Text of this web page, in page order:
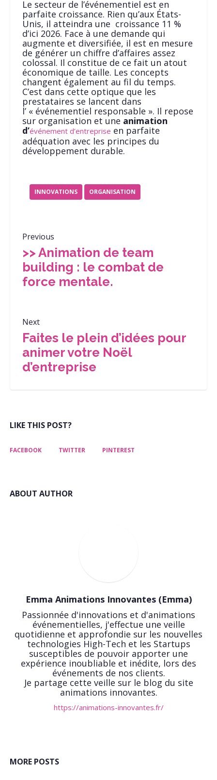
Le secteur de l’événementiel est en
parfaite croissance. Rien qu’aux États-
Unis, il atteindra une croissance 11 %
d’ici 2026. Face à une demande qui
augmente et diversifiée, il est en mesure
de générer un chiffre d’affaires assez
colossal. Il constitue de ce fait un atout
économique de taille. Les concepts
changent également au fil du temps.
C’est dans cette optique que les
prestataires se lancent dans
l’ « événementiel responsable ». Il repose
sur organisation et une animation
d’événement d’entreprise en parfaite
adéquation avec les principes du
développement durable.
INNOVATIONS ORGANISATION
Previous
>> Animation de team
building : le combat de
force mentale.
Next
Faites le plein d’idées pour
animer votre Noël
d’entreprise
LIKE THIS POST?
FACEBOOK TWITTER PINTEREST
ABOUT AUTHOR
Emma Animations Innovantes (Emma)
Passionnée d'innovations et d'animations
événementielles, j'effectue une veille
quotidienne et approfondie sur les nouvelles
technologies High-Tech et les Startups
susceptibles de pouvoir apporter une
expérience inoubliable et inédite, lors des
événements de nos clients.
Je partage cette veille sur le blog du site
animations innovantes.
https://animations-innovantes.fr/
MORE POSTS